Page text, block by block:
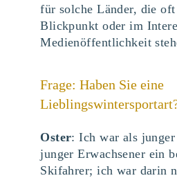
für solche Länder, die
Blickpunkt oder im
Medienöffentlichkeit
Frage: Haben Sie eine
Oster: Ich war als
junger Erwachsener ein
Skifahrer; ich war darin